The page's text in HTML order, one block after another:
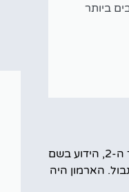
ביותר
ארמון טופקאפי הקסום מכיל בתוכו מעל ל-500 שנות היסטוריה. הארמון נבנה בין השנים 1460 ל-1478 על ידי הסולטן מהמד ה-2, הידוע בשם
הארמון היה